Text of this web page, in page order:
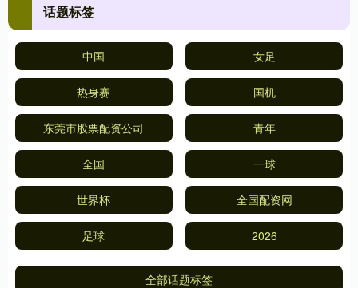
话题标签
中国 女足
热身赛 国机
东莞市股票配资公司 青年
全国 一球
世界杯 全国配资网
足球 2026
全部话题标签